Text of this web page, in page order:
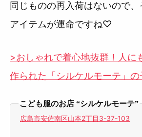
同じものの再入荷はないので
アイテムが運命ですね♡
>おしゃれで着心地抜群！人に
作られた「シルケルモーテ」の
こども服のお店 “シルケルモーテ”
広島市安佐南区山本2丁目3-37-103